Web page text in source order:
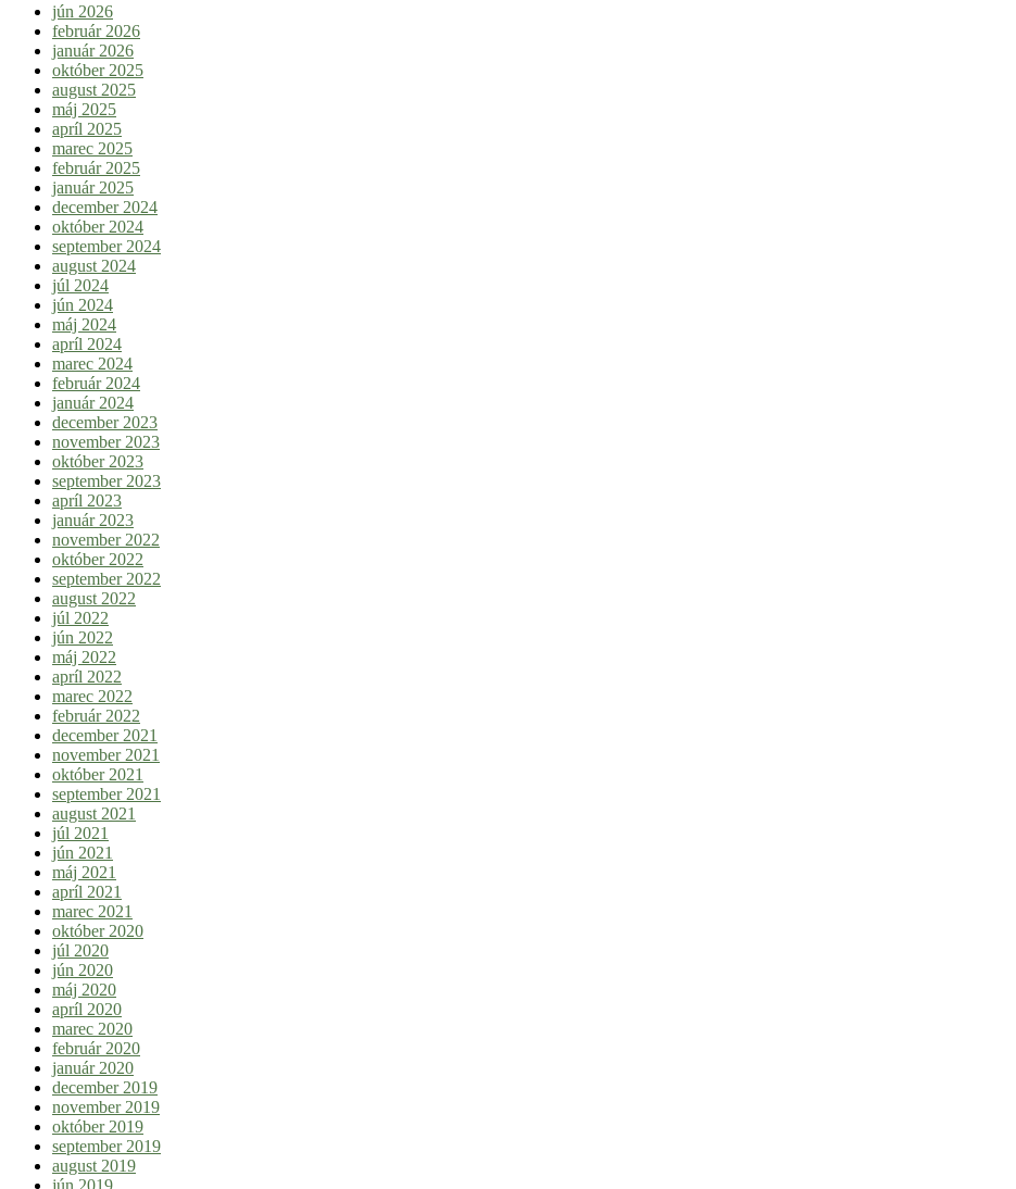
jún 2026
február 2026
január 2026
október 2025
august 2025
máj 2025
apríl 2025
marec 2025
február 2025
január 2025
december 2024
október 2024
september 2024
august 2024
júl 2024
jún 2024
máj 2024
apríl 2024
marec 2024
február 2024
január 2024
december 2023
november 2023
október 2023
september 2023
apríl 2023
január 2023
november 2022
október 2022
september 2022
august 2022
júl 2022
jún 2022
máj 2022
apríl 2022
marec 2022
február 2022
december 2021
november 2021
október 2021
september 2021
august 2021
júl 2021
jún 2021
máj 2021
apríl 2021
marec 2021
október 2020
júl 2020
jún 2020
máj 2020
apríl 2020
marec 2020
február 2020
január 2020
december 2019
november 2019
október 2019
september 2019
august 2019
jún 2019